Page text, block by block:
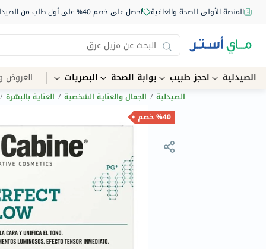
المنصة الأولى للصحة والعافية احصل على خصم 40% على أول طلب من الصيدلية أونلاين استخدم الكود: NEW40
الصيدلية احجز طبيب بوابة الصحة البصريات العروض
الصيدلية / الجمال والعناية الشخصية / العناية بالبشرة /
%40 خصم